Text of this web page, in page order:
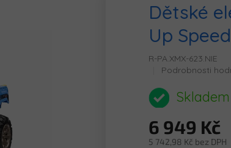
Dětské
Up
R-PA.XMX-623.NIE
Průměrné
produktu
je
z
5
Podrobnosti
6 949 Kč
5 742,98 Kč bez DPH